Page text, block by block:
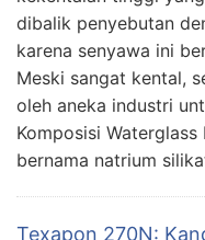
dibalik penyebutan
karena senyawa ini
Meski sangat kental,
oleh aneka industri
Komposisi
bernama natrium
Texapon 270N: